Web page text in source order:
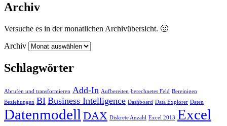
Archiv
Versuche es in der monatlichen Archivübersicht. 🙂
Archiv
Schlagwörter
Abrufen und transformieren Add-In Aufbereiten berechnetes Feld Bereinigen
Beziehungen BI Business Intelligence Dashboard Data Explorer Daten
Datenmodell DAX Diskrete Anzahl Excel 2013 Excel